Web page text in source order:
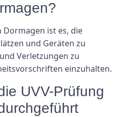
Dormagen ist es, die
und Geräten zu
Verletzungen zu
einzuhalten.
UVV-Prüfung